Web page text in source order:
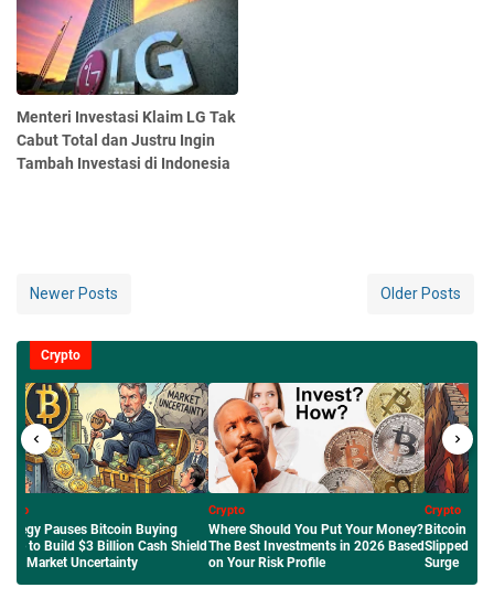
Menteri Investasi Klaim LG Tak
Cabut Total dan Justru Ingin
Tambah Investasi di Indonesia
Newer Posts Older Posts
Crypto
Should You Put Your Money?
Best Investments in 2026 Based
Risk Profile
Crypto
Bitcoin Price Outlook: Why BTC
Slipped to $63K Amid the Crude Oil
Surge
Crypto
Mengenal
Network
Saham